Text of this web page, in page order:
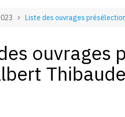
et associés
de stage
Liste des ouvrages
ouvrages